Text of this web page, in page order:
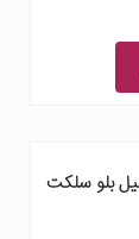
بلو سلکت